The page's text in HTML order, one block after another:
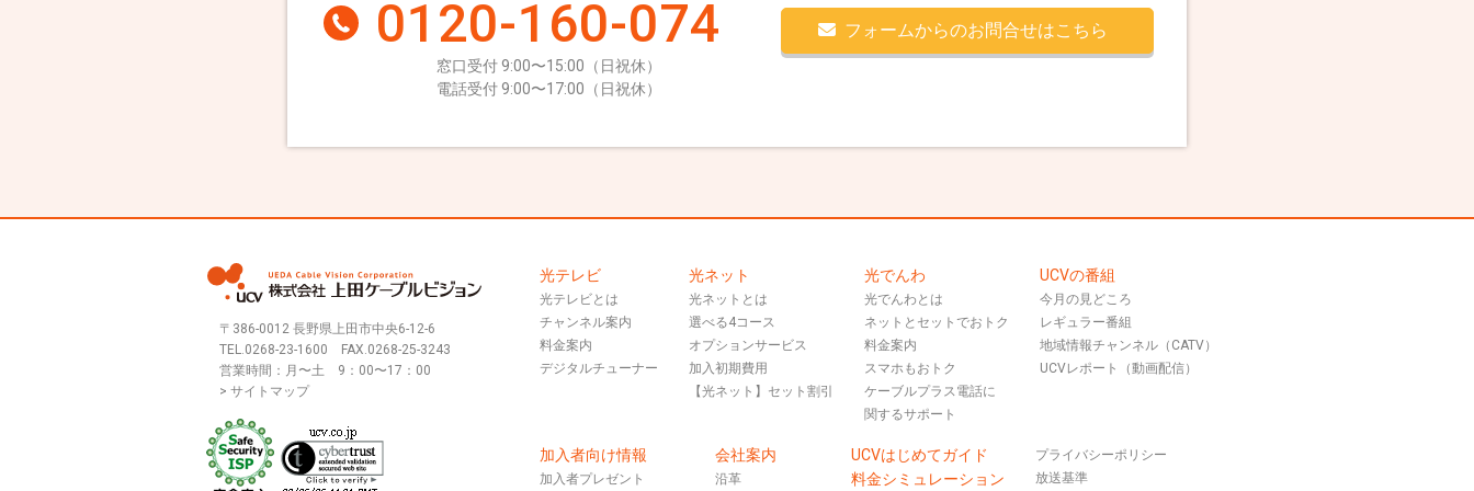
0120-160-074
窓口受付 9:00〜15:00（日祝休）
電話受付 9:00〜17:00（日祝休）
フォームからのお問合せはこちら
〒386-0012 長野県上田市中央6-12-6
TEL.0268-23-1600 FAX.0268-25-3243
営業時間：月〜土 9：00〜17：00
> サイトマップ
光テレビ
光テレビとは
チャンネル案内
料金案内
デジタルチューナー
光ネット
光ネットとは
選べる4コース
オプションサービス
加入初期費用
【光ネット】セット割引
光でんわ
光でんわとは
ネットとセットでおトク
料金案内
スマホもおトク
ケーブルプラス電話に
関するサポート
UCVの番組
今月の見どころ
レギュラー番組
地域情報チャンネル（CATV）
UCVレポート（動画配信）
加入者向け情報
加入者プレゼント
会社案内
沿革
UCVはじめてガイド
料金シミュレーション
プライバシーポリシー
放送基準